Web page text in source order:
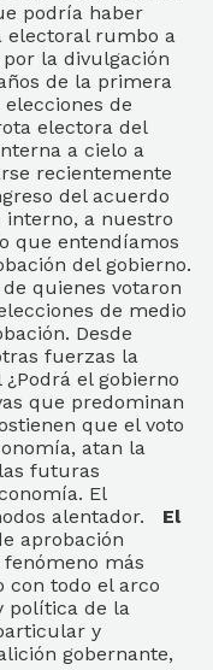
podría haber
electoral rumbo a
la divulgación
de la primera
de
electora del
a cielo a
recientemente
del acuerdo
a nuestro
que entendíamos
del gobierno.
quienes votaron
de medio
Desde
fuerzas la
el gobierno
que predominan
que el voto
atan la
futuras
El
alentador. El
aprobación
más
con todo el arco
política de la
y
gobernante,